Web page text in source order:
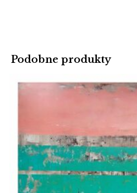
Podobne produkty